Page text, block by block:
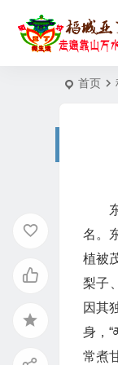
首页
名。
植被
梨子
因其
身，
常煮